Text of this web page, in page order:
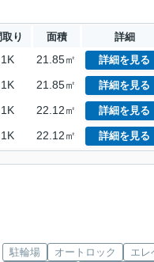
取り 面積 詳細
1K 21.85㎡ 詳細を見る
1K 21.85㎡ 詳細を見る
1K 22.12㎡ 詳細を見る
1K 22.12㎡ 詳細を見る
駐輪場 オートロック
エレ